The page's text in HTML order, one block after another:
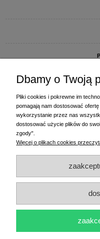
ul.
+48 58
+48 58 770 31 83-
-
(+48) 602 794 901- Sebastian -
Dbamy o Twoją
Pliki cookies i pokrewne im
pomagają nam dostosować
wykorzystanie przez nas
dostosować użycie plików do
zgody".
Więcej o plikach cookies